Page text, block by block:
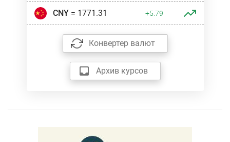
CNY= 1771.31 +5.79
Конвертер валют
Архив курсов